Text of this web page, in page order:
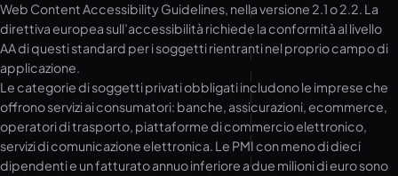
Web Content Accessibility Guidelines, nella versione 2.1 o 2.2. La
direttiva europea sull’accessibilità richiede la conformità al livello
AA di questi standard per i soggetti rientranti nel proprio campo di
applicazione.
Le categorie di soggetti privati obbligati includono le imprese che
offrono servizi ai consumatori: banche, assicurazioni, ecommerce,
operatori di trasporto, piattaforme di commercio elettronico,
servizi di comunicazione elettronica. Le PMI con meno di dieci
dipendenti e un fatturato annuo inferiore a due milioni di euro sono